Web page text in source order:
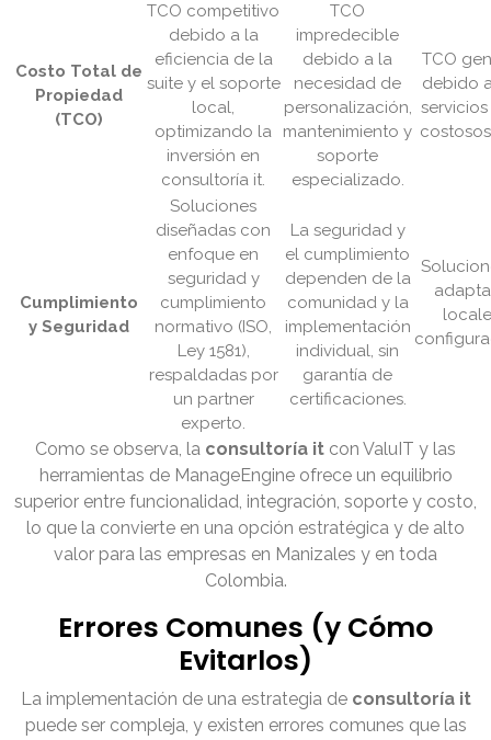
Costo Total de
Propiedad
(TCO)
TCO competitivo
debido a la
eficiencia de la
suite y el soporte
local,
optimizando la
inversión en
consultoría it.
TCO
impredecible
debido a la
necesidad de
personalización,
mantenimiento y
soporte
especializado.
TCO
debido
Cumplimiento
y Seguridad
Soluciones
diseñadas con
enfoque en
seguridad y
cumplimiento
normativo (ISO,
Ley 1581),
respaldadas por
un partner
experto.
La seguridad y
el cumplimiento
dependen de la
comunidad y la
implementación
individual, sin
garantía de
certificaciones.
Como se observa, la consultoría it con ValuIT y las
herramientas de ManageEngine ofrece un equilibrio
superior entre funcionalidad, integración, soporte y costo,
lo que la convierte en una opción estratégica y de alto
valor para las empresas en Manizales y en toda
Colombia.
Errores Comunes (y Cómo
Evitarlos)
La implementación de una estrategia de consultoría it
puede ser compleja, y existen errores comunes que las